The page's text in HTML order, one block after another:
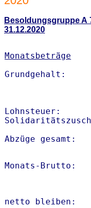
Besoldungsgruppe A
31.12.2020
Monatsbeträge
Lohnsteuer:
Abzüge
Monats-
netto